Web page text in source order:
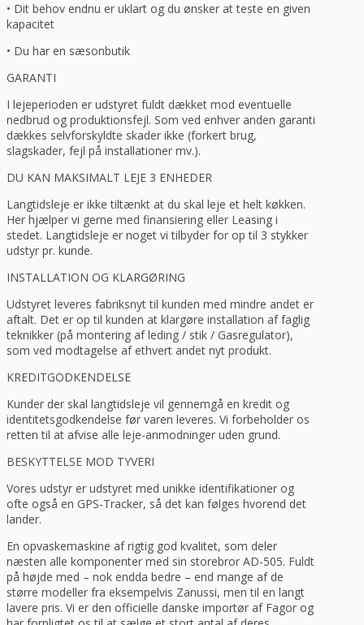
• Dit behov endnu er uklart og du ønsker at teste en given
kapacitet
• Du har en sæsonbutik
GARANTI
I lejeperioden er udstyret fuldt dækket mod eventuelle
nedbrud og produktionsfejl. Som ved enhver anden garanti
dækkes selvforskyldte skader ikke (forkert brug,
slagskader, fejl på installationer mv.).
DU KAN MAKSIMALT LEJE 3 ENHEDER
Langtidsleje er ikke tiltænkt at du skal leje et helt køkken.
Her hjælper vi gerne med finansiering eller Leasing i
stedet. Langtidsleje er noget vi tilbyder for op til 3 stykker
udstyr pr. kunde.
INSTALLATION OG KLARGØRING
Udstyret leveres fabriksnyt til kunden med mindre andet er
aftalt. Det er op til kunden at klargøre installation af faglig
teknikker (på montering af leding / stik / Gasregulator),
som ved modtagelse af ethvert andet nyt produkt.
KREDITGODKENDELSE
Kunder der skal langtidsleje vil gennemgå en kredit og
identitetsgodkendelse før varen leveres. Vi forbeholder os
retten til at afvise alle leje-anmodninger uden grund.
BESKYTTELSE MOD TYVERI
Vores udstyr er udstyret med unikke identifikationer og
ofte også en GPS-Tracker, så det kan følges hvorend det
lander.
En opvaskemaskine af rigtig god kvalitet, som deler
næsten alle komponenter med sin storebror AD-505. Fuldt
på højde med – nok endda bedre – end mange af de
større modeller fra eksempelvis Zanussi, men til en langt
lavere pris. Vi er den officielle danske importør af Fagor og